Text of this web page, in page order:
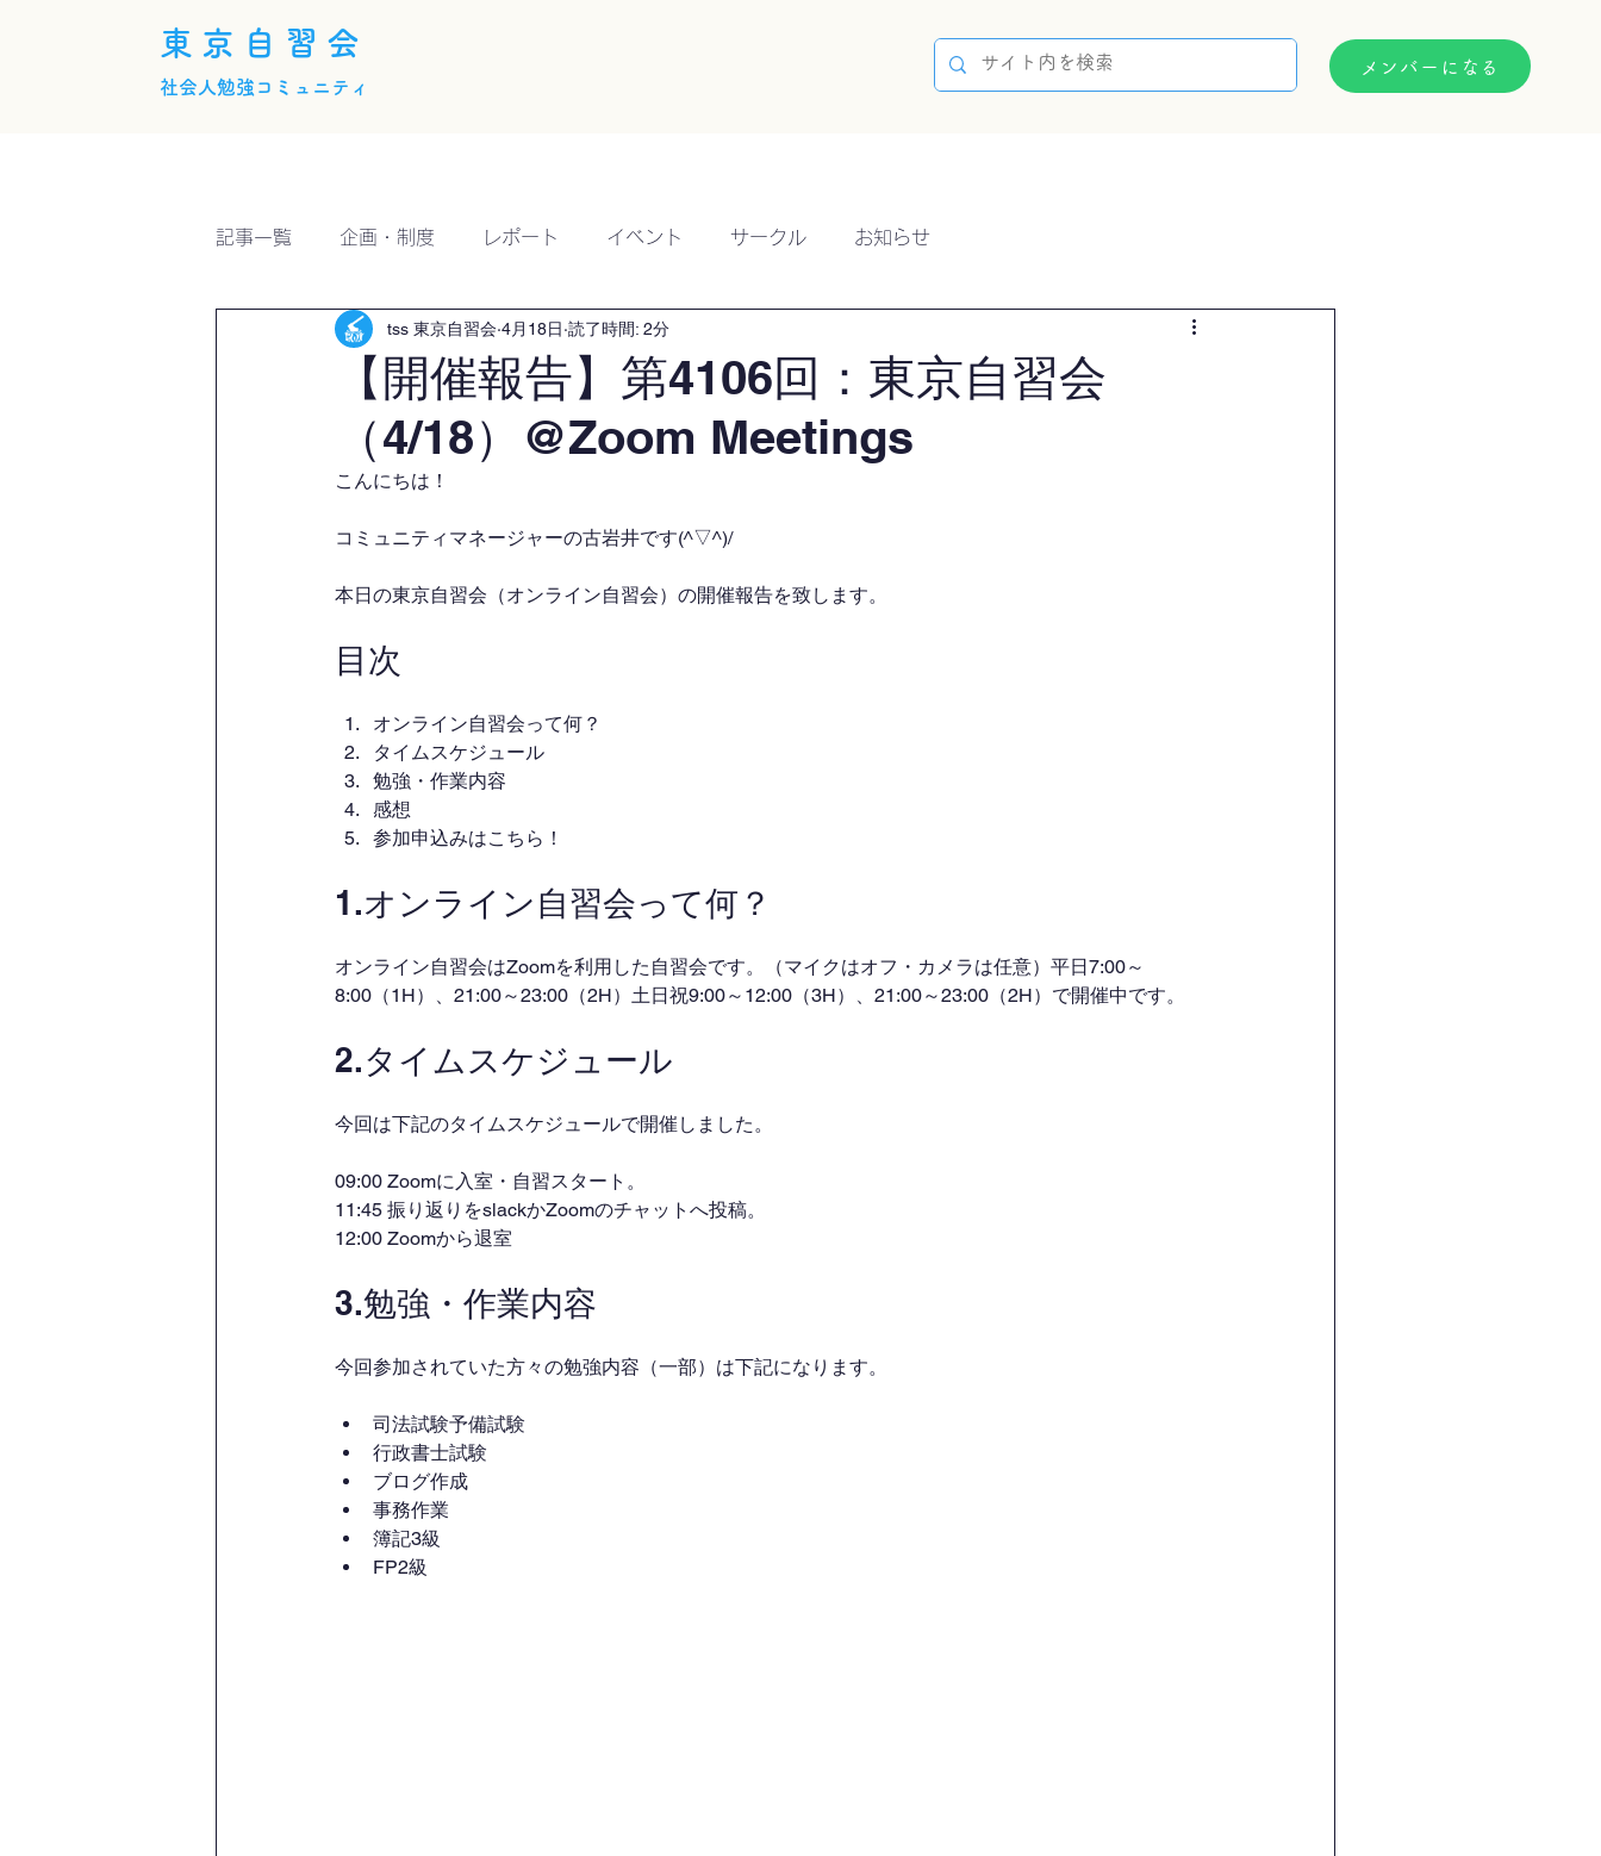
東京自習会
社会人勉強コミュニティ
メンバーになる
記事一覧 企画・制度 レポート イベント サークル お知らせ
【開催報告】第4106回：東京自習会
（4/18）@Zoom Meetings
tss 東京自習会 4月18日 読了時間: 2分
こんにちは！
コミュニティマネージャーの古岩井です(^▽^)/
本日の東京自習会（オンライン自習会）の開催報告を致します。
目次
オンライン自習会って何？
タイムスケジュール
勉強・作業内容
感想
参加申込みはこちら！
1.オンライン自習会って何？
オンライン自習会はZoomを利用した自習会です。（マイクはオフ・カメラは任意）平日7:00～
8:00（1H）、21:00～23:00（2H）土日祝9:00～12:00（3H）、21:00～23:00（2H）で開催中です。
2.タイムスケジュール
今回は下記のタイムスケジュールで開催しました。
09:00 Zoomに入室・自習スタート。
11:45 振り返りをslackかZoomのチャットへ投稿。
12:00 Zoomから退室
3.勉強・作業内容
今回参加されていた方々の勉強内容（一部）は下記になります。
司法試験予備試験
行政書士試験
ブログ作成
事務作業
簿記3級
FP2級